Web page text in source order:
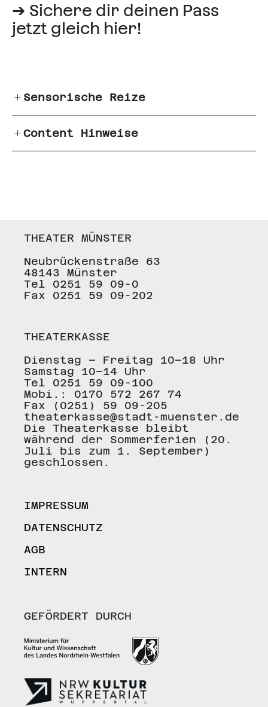
➔ Sichere dir deinen Pass
jetzt gleich hier!
Sensorische Reize
Ton
Lautstärke der Musik
Geruchs- und Atemreize
Nebel (wenig)
Interaktives&Überraschendes
Schauspieler*innen
interagieren mit Publikum und
eine Interaktion erwartet
Content Hinweise
psychischer Erkrankung
struktureller Gewalt und
Machtmissbrauch
THEATER MÜNSTER
Neubrückenstraße 63
48143 Münster
Tel 0251 59 09-0
Fax 0251 59 09-202
THEATERKASSE
Dienstag – Freitag 10–18 Uhr
Samstag 10–14 Uhr
Tel 0251 59 09-100
Mobi.: 0170 572 267 74
Fax (0251) 59 09-205
theaterkasse@stadt-muenster.de
Die Theaterkasse bleibt
während der Sommerferien (20.
Juli bis zum 1. September)
geschlossen.
IMPRESSUM
DATENSCHUTZ
AGB
INTERN
GEFÖRDERT DURCH